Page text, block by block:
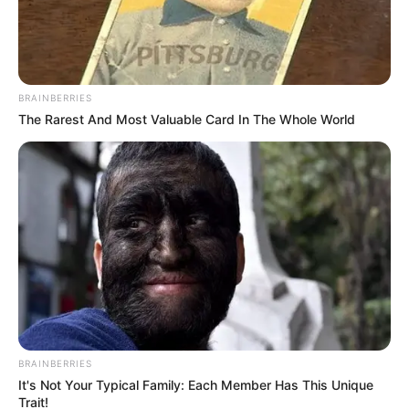
Dirección Operativa de la Secretaría de Tránsito del
Tolima
Se prevén cierres en algunas vías del departamento del
Tolima.
Por:Valentina Cortés Castillo
BRAINBERRIES
The Rarest And Most Valuable Card In The Whole World
BRAINBERRIES
It's Not Your Typical Family: Each Member Has This Unique
Trait!